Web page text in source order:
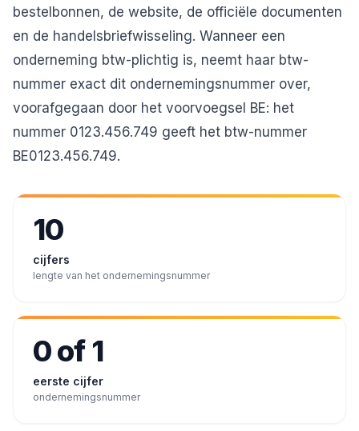
bestelbonnen, de website, de officiële documenten
en de handelsbriefwisseling. Wanneer een
onderneming btw-plichtig is, neemt haar btw-
nummer exact dit ondernemingsnummer over,
voorafgegaan door het voorvoegsel BE: het
nummer 0123.456.749 geeft het btw-nummer
BE0123.456.749.
10
cijfers
lengte van het ondernemingsnummer
0 of 1
eerste cijfer
ondernemingsnummer